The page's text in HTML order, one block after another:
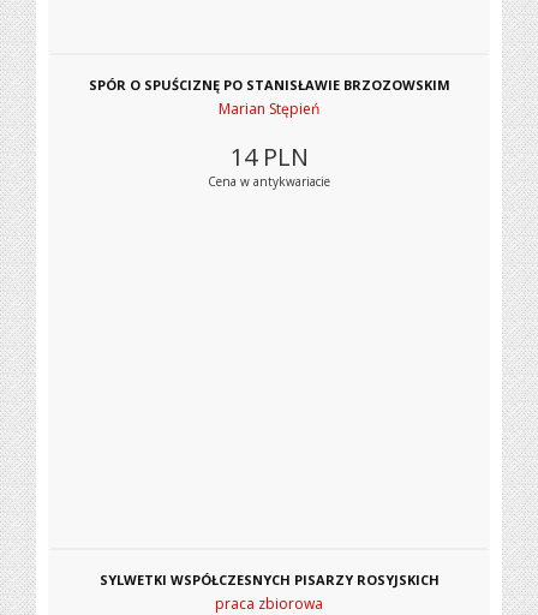
SPÓR O SPUŚCIZNĘ PO STANISŁAWIE BRZOZOWSKIM
Marian Stępień
14 PLN
Cena w antykwariacie
SYLWETKI WSPÓŁCZESNYCH PISARZY ROSYJSKICH
praca zbiorowa